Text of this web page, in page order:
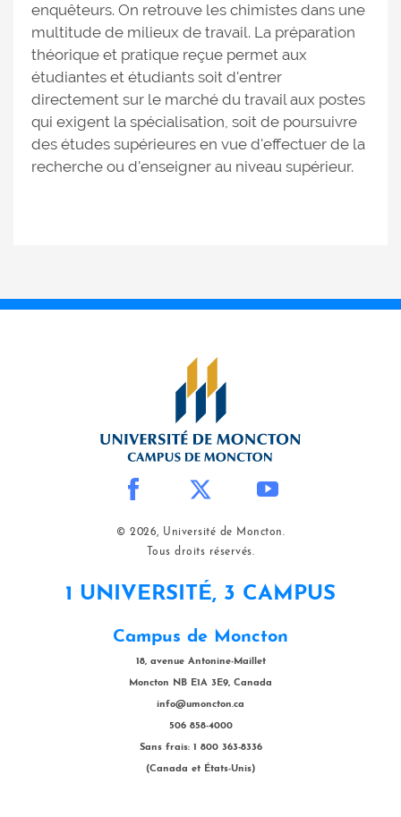
enquêteurs. On retrouve les chimistes dans une
multitude de milieux de travail. La préparation
théorique et pratique reçue permet aux
étudiantes et étudiants soit d'entrer
directement sur le marché du travail aux postes
qui exigent la spécialisation, soit de poursuivre
des études supérieures en vue d'effectuer de la
recherche ou d'enseigner au niveau supérieur.
© 2026, Université de Moncton.
Tous droits réservés.
1 UNIVERSITÉ, 3 CAMPUS
Campus de Moncton
18, avenue Antonine-Maillet
Moncton NB E1A 3E9, Canada
info@umoncton.ca
506 858-4000
Sans frais: 1 800 363-8336
(Canada et États-Unis)